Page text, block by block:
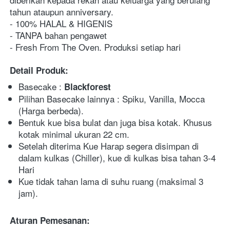
tahun ataupun anniversary.
- 100% HALAL & HIGENIS
- TANPA bahan pengawet
- Fresh From The Oven. Produksi setiap hari
Detail Produk:
Basecake : Blackforest
Pilihan Basecake lainnya : Spiku, Vanilla, Mocca
(Harga berbeda).
Bentuk kue bisa bulat dan juga bisa kotak. Khusus
kotak minimal ukuran 22 cm.
Setelah diterima Kue Harap segera disimpan di
dalam kulkas (Chiller), kue di kulkas bisa tahan 3-4
Hari
Kue tidak tahan lama di suhu ruang (maksimal 3
jam).
Aturan Pemesanan: